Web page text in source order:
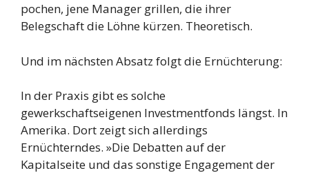
pochen, jene Manager grillen, die ihrer
Belegschaft die Löhne kürzen. Theoretisch.
Und im nächsten Absatz folgt die Ernüchterung:
In der Praxis gibt es solche
gewerkschaftseigenen Investmentfonds längst. In
Amerika. Dort zeigt sich allerdings
Ernüchterndes. »Die Debatten auf der
Kapitalseite und das sonstige Engagement der